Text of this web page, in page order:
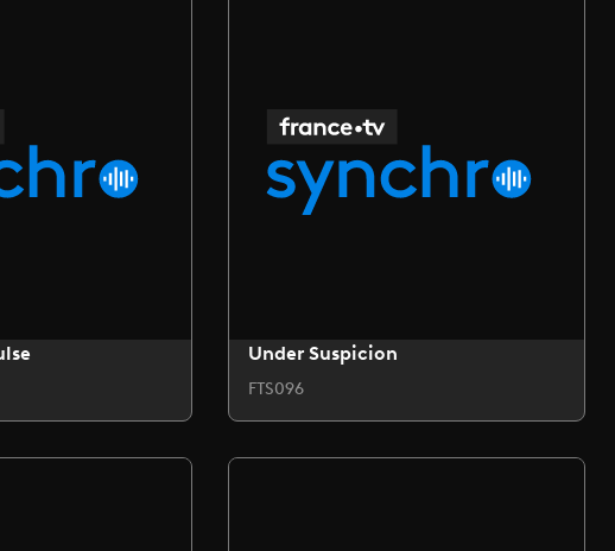
Under Suspicion
FTS096